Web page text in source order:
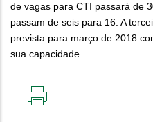
de vagas para CTI passará de
passam de seis para 16. A
prevista para março de 2018
sua capacidade.